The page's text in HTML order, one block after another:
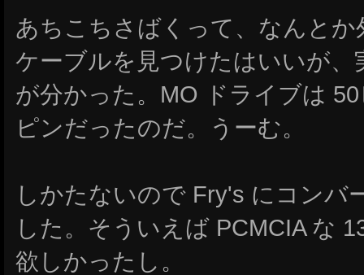
あちこちさばくって、なんと
ケーブルを見つけたはいいが
が分かった。MO ドライブは
ピンだったのだ。うーむ。
しかたないので Fry's にコンバ
した。そういえば PCMCIA な
欲しかったし。